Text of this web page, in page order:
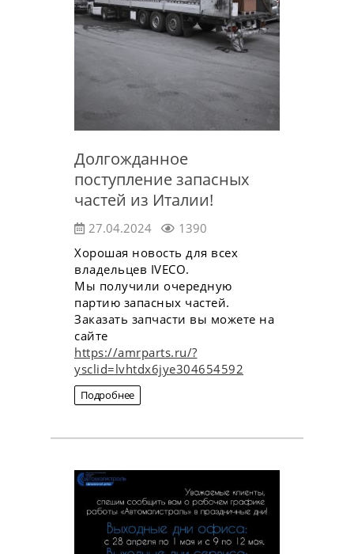
Долгожданное
поступление запасных
частей из Италии!
27.04.2024
1390
Хорошая новость для всех
владельцев IVECO.
Мы получили очередную
партию запасных частей.
Заказать запчасти вы можете на
сайте
https://amrparts.ru/?
ysclid=lvhtdx6jye304654592
Подробнее